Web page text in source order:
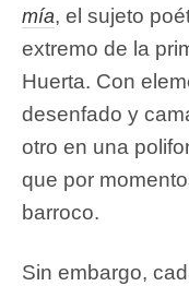
mía, el sujeto
extremo de la
Huerta. Con
desenfado y
otro en una
que por
barroco.
Sin embargo,